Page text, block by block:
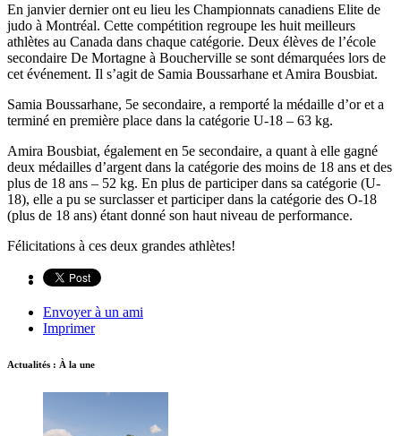
En janvier dernier ont eu lieu les Championnats canadiens Elite de
judo à Montréal. Cette compétition regroupe les huit meilleurs
athlètes au Canada dans chaque catégorie. Deux élèves de l’école
secondaire De Mortagne à Boucherville se sont démarquées lors de
cet événement. Il s’agit de Samia Boussarhane et Amira Bousbiat.
Samia Boussarhane, 5e secondaire, a remporté la médaille d’or et a
terminé en première place dans la catégorie U-18 – 63 kg.
Amira Bousbiat, également en 5e secondaire, a quant à elle gagné
deux médailles d’argent dans la catégorie des moins de 18 ans et des
plus de 18 ans – 52 kg. En plus de participer dans sa catégorie (U-
18), elle a pu se surclasser et participer dans la catégorie des O-18
(plus de 18 ans) étant donné son haut niveau de performance.
Félicitations à ces deux grandes athlètes!
Envoyer à un ami
Imprimer
Actualités : À la une